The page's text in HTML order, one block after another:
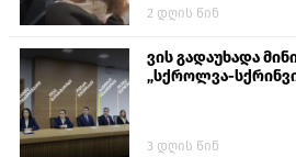
2 დღის წინ
ვის გადაუხადა
„სქროლვა-
3 დღის წინ